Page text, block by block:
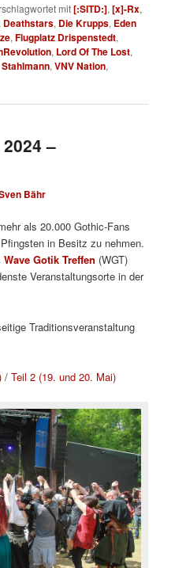
mit[:SITD:],[x]-Rx,
Deathstars, Die Krupps, Eden
,Flugplatz Drispenstedt,
, Lord Of The Lost,
Stahlmann,VNV Nation,
–
Bähr
als 20.000 Gothic-Fans
in Besitz zu nehmen.
Wave Gotik Treffen (WGT)
Veranstaltungsorte in der
Traditionsveranstaltung
/Teil 2 (19. und 20. Mai)